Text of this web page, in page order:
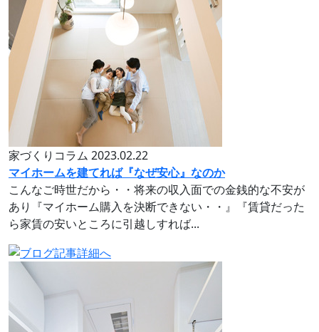
家づくりコラム 2023.02.22
マイホームを建てれば『なぜ安心』なのか
こんなご時世だから・・将来の収入面での金銭的な不安が
あり『マイホーム購入を決断できない・・』『賃貸だった
ら家賃の安いところに引越しすれば...